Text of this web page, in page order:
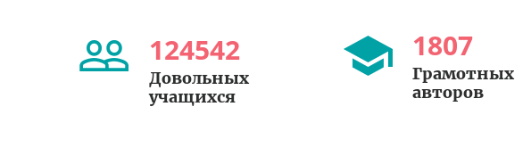
124542
Довольных
учащихся
1807
Грамотных
авторов